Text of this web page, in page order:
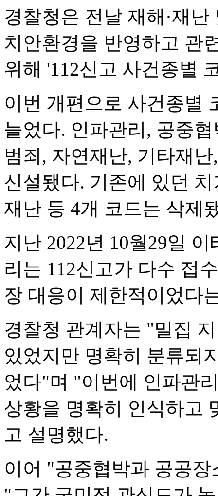
경찰청은 전날 재해·재
치안환경을 반영하고 관
위해 '112신고 사건종별
이번 개편으로 사건종별
늘었다. 인파관리, 공중
범죄, 자연재난, 기타재
신설됐다. 기존에 있던
재난 등 4개 코드는 삭제
지난 2022년 10월29일
리는 112신고가 다수 접
장 대응이 제한적이었다
경찰청 관계자는 "밀집
있었지만 명확히 분류되
었다"며 "이번에 인파관
상황을 명확히 인식하고
고 설명했다.
이어 "공중협박과 공공